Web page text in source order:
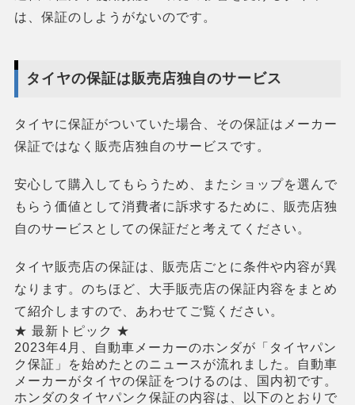
は、保証のしようがないのです。
タイヤの保証は販売店独自のサービス
タイヤに保証がついていた場合、その保証はメーカー
保証ではなく販売店独自のサービスです。
安心して購入してもらうため、またショップを選んで
もらう価値として消費者に訴求するために、販売店独
自のサービスとしての保証だと考えてください。
タイヤ販売店の保証は、販売店ごとに条件や内容が異
なります。のちほど、大手販売店の保証内容をまとめ
て紹介しますので、あわせてご覧ください。
★ 最新トピック ★
2023年4月、自動車メーカーのホンダが「タイヤパン
ク保証」を始めたとのニュースが流れました。自動車
メーカーがタイヤの保証をつけるのは、国内初です。
ホンダのタイヤパンク保証の内容は、以下のとおりで